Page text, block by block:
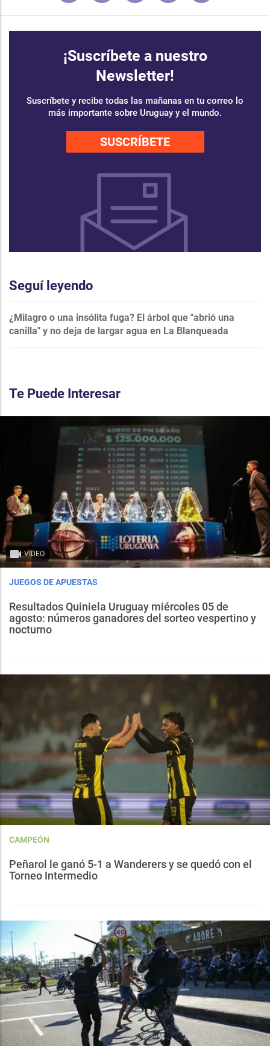
¡Suscríbete a nuestro
Newsletter!
Suscríbete y recibe todas las mañanas en tu correo lo
más importante sobre Uruguay y el mundo.
SUSCRÍBETE
Seguí leyendo
¿Milagro o una insólita fuga? El árbol que "abrió una
canilla" y no deja de largar agua en La Blanqueada
Te Puede Interesar
VIDEO
JUEGOS DE APUESTAS
Resultados Quiniela Uruguay miércoles 05 de
agosto: números ganadores del sorteo vespertino y
nocturno
CAMPEÓN
Peñarol le ganó 5-1 a Wanderers y se quedó con el
Torneo Intermedio